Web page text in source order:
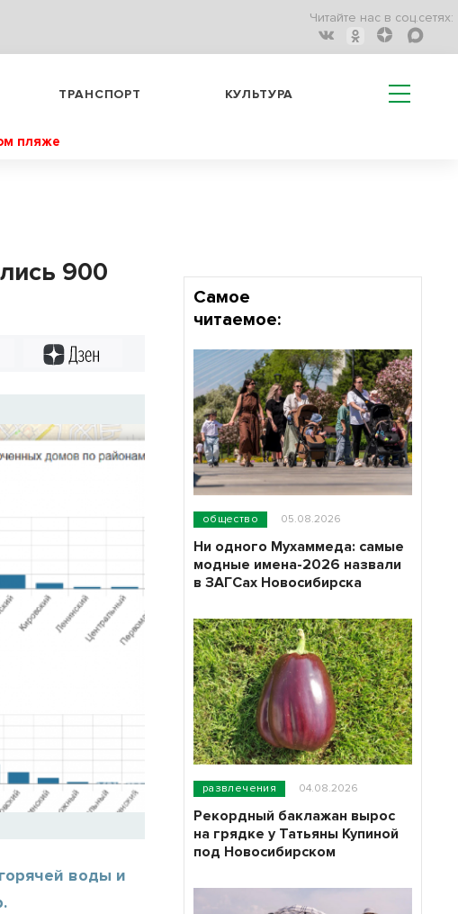
Читайте нас в соц.сетях:
ТРАНСПОРТ КУЛЬТУРА
пляже
900
воды и
Самое
читаемое:
общество 05.08.2026
Ни одного Мухаммеда: самые
модные имена-2026 назвали
в ЗАГСах Новосибирска
развлечения 04.08.2026
Рекордный баклажан вырос
на грядке у Татьяны Купиной
под Новосибирском